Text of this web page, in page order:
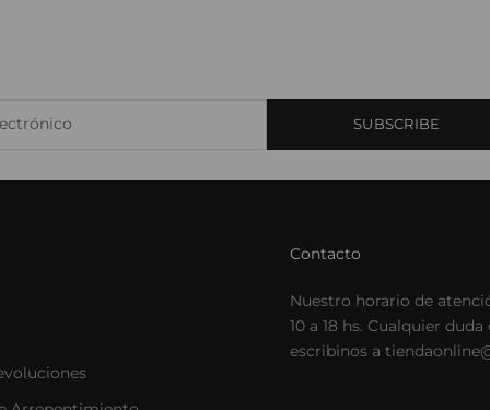
SUBSCRIBE
Contacto
Nuestro horario de
10 a 18 hs. Cualquier
escribinos a